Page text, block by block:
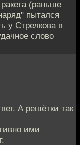
(раньше
пытался
у Стрелкова в
слово
А решётки так
ими